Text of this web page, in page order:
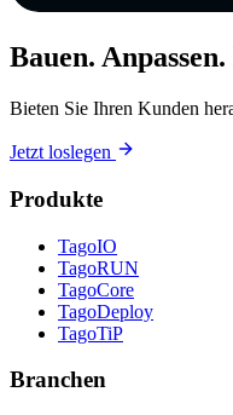
Bauen.
Bieten Sie Ihren Kunden
Jetzt loslegen
Produkte
TagoIO
TagoRUN
TagoCore
TagoDeploy
TagoTiP
Branchen